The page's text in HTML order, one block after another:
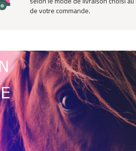
de votre commande.